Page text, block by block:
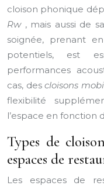
cloison phonique
Rw , mais aussi de
soignée, prenant
potentiels, est
performances
cas, descloisons
flexibilité
l’espace en fonction
Types de
espaces de
Les espaces de